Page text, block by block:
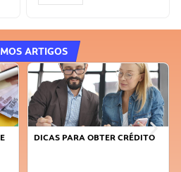
ARTIGOS
FAÇA A DIFERENÇA: SEJA